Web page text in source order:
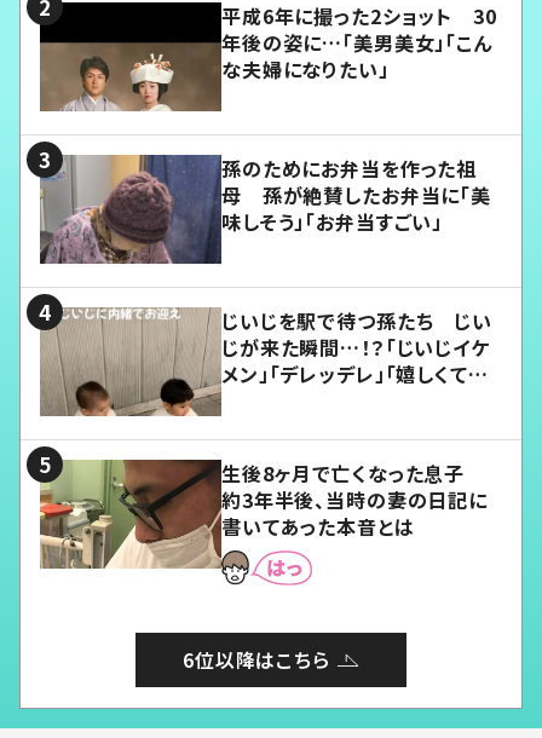
平成6年に撮った2ショット 30
年後の姿に…「美男美女」「こん
な夫婦になりたい」
孫のためにお弁当を作った祖
母 孫が絶賛したお弁当に「美
味しそう」「お弁当すごい」
じいじを駅で待つ孫たち じい
じが来た瞬間…！？「じいじイケ
メン」「デレッデレ」「嬉しくて可
生後8ヶ月で亡くなった息子
約3年半後、当時の妻の日記に
書いてあった本音とは
6位以降はこちら